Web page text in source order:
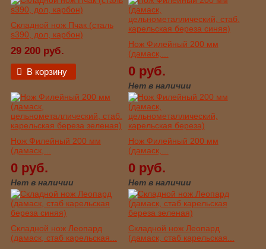
Складной нож Пчак (сталь
s390, дол, карбон)
29 200 руб.
В корзину
Нож Филейный 200 мм
(дамаск,...
0 руб.
Нет в наличии
Нож Филейный 200 мм
(дамаск,...
0 руб.
Нет в наличии
Нож Филейный 200 мм
(дамаск,...
0 руб.
Нет в наличии
Складной нож Леопард
(дамаск, стаб карельская...
Складной нож Леопард
(дамаск, стаб карельская...